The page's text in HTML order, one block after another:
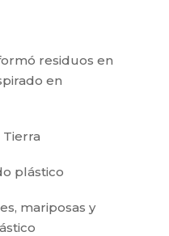
residuos en
en
plástico
mariposas y